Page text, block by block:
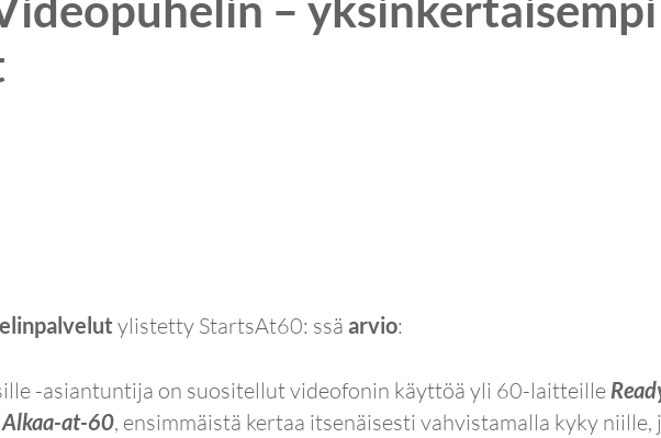
ylistetty StartsAt60: ssä arvio:
-asiantuntija on suositellut videofonin käyttöä yli 60-laitteille
Alkaa-at-60, ensimmäistä kertaa itsenäisesti vahvistamalla kyky niille,